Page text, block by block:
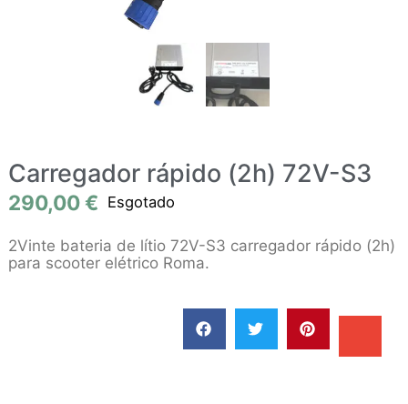
Carregador rápido (2h) 72V-S3
290,00€ Esgotado
2Vinte bateria de lítio 72V-S3 carregador rápido (2h)
para scooter elétrico Roma.